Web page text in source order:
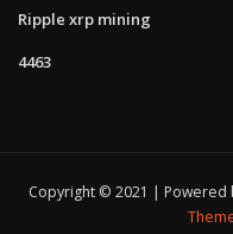
Ripple xrp mining
4463
Copyright © 2021 | Powered